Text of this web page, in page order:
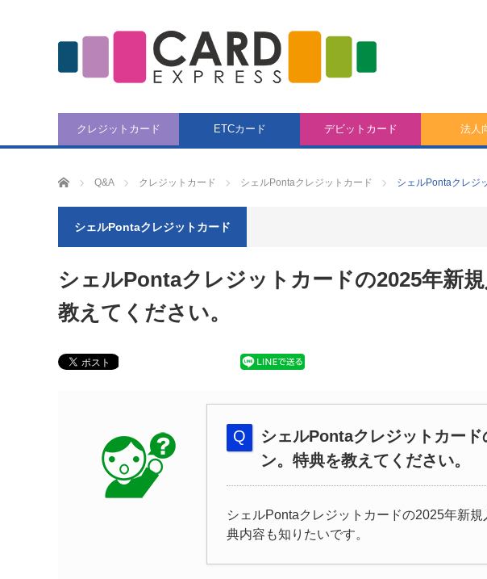
クレジットカード ETCカード デビットカード 法人
CARD EXPRESS
Q&A クレジットカード シェルPontaクレジットカード シェルPontaクレジ
シェルPontaクレジットカード
シェルPontaクレジットカードの2025年新
教えてください。
シェルPontaクレジットカー
ン。特典を教えてください。
シェルPontaクレジットカードの2025年新
典内容も知りたいです。